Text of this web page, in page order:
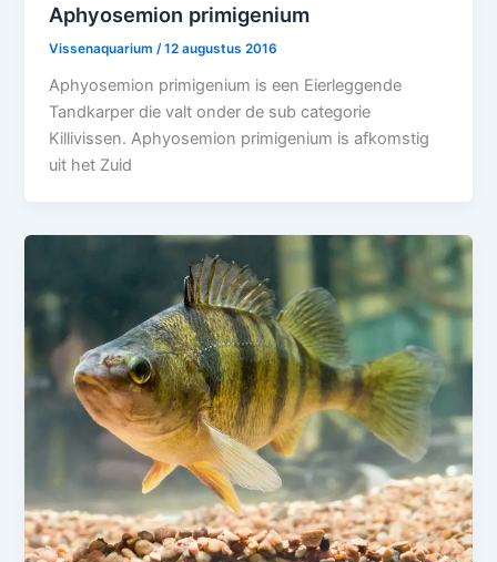
Aphyosemion primigenium
Vissenaquarium /12 augustus 2016
Aphyosemion primigenium is een Eierleggende
Tandkarper die valt onder de sub categorie
Killivissen. Aphyosemion primigenium is afkomstig
uit het Zuid